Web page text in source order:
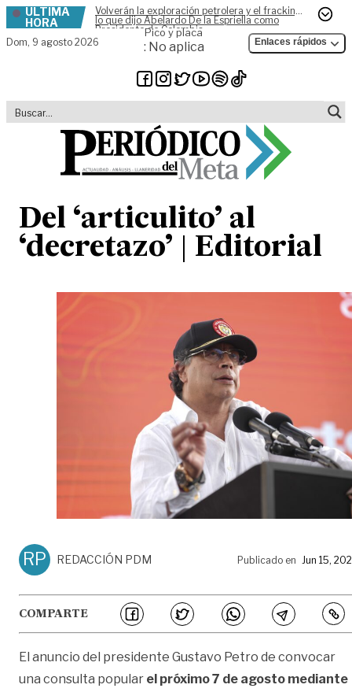
Skip to content
ÚLTIMA
HORA
Volverán la exploración petrolera y el fracking,
lo que dijo Abelardo De la Espriella como
Presidente de Colombia
Dom, 9 agosto 2026
Pico y placa
: No aplica Enlaces rápidos
Del ‘articulito’ al
‘decretazo’ | Editorial
RP REDACCIÓN PDM Publicado en Jun 15,
COMPARTE
El anuncio del presidente Gustavo Petro de convocar
una consulta popular el próximo 7 de agosto mediante